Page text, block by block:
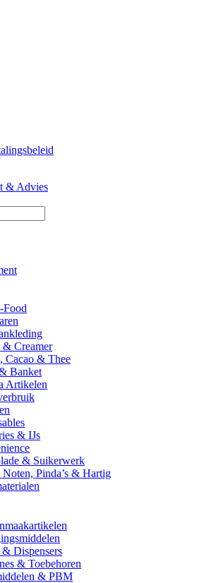
& Creamer
Cacao & Thee
Banket
Artikelen
& IJs
& Suikerwerk
Noten, Pinda’s & Hartig
& Dispensers
& Toebehoren
& PBM